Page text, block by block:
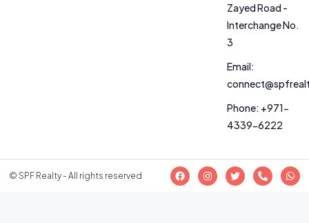
Zayed Road -
Interchange No.
3
Email:
Phone: +971-
4339-6222
© SPF Realty - All rights reserved